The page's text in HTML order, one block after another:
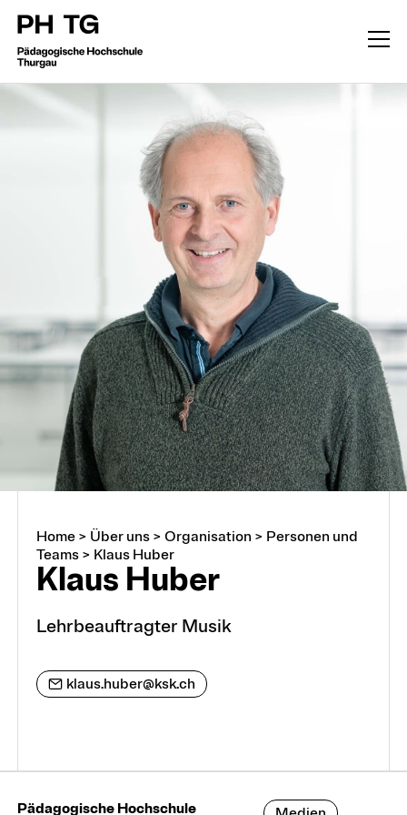
Über uns
Arbeiten an der PHTG
Lehrstellen
Home> Über uns> Organisation > Personen und
Teams> Klaus Huber
Klaus Huber
Lehrbeauftragter Musik
klaus.huber@ksk.ch
Pädagogische Hochschule